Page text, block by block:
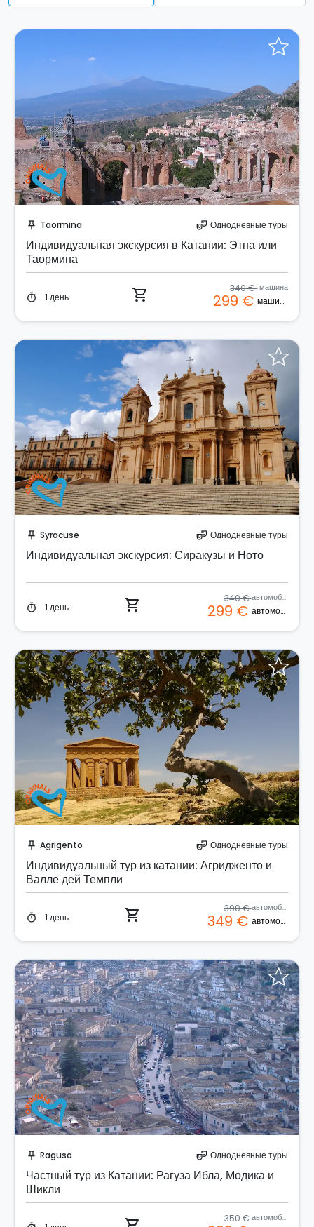
push_pin Taormina theater_comedy Однодневные туры
Индивидуальная экскурсия в Катании: Этна или
Таормина
timer 1 день shopping_cart 340 €машина
299 € машина
push_pin Syracuse theater_comedy Однодневные туры
Индивидуальная экскурсия: Сиракузы и Ното
timer 1 день shopping_cart 340 € автомобиль
299 € автомобиль
push_pin Agrigento theater_comedy Однодневные туры
Индивидуальный тур из катании: Агридженто и
Валле дей Темпли
timer 1 день shopping_cart 390 € автомобиль
349 € автомобиль
push_pin Ragusa theater_comedy Однодневные туры
Частный тур из Катании: Рагуза Ибла, Модика и
Шикли
350 € автомобиль